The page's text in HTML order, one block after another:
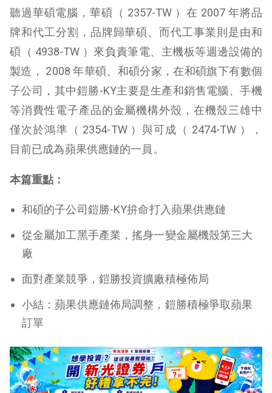
聽過華碩電腦，華碩（ 2357-TW ）在 2007 年將品
牌和代工分割，品牌歸華碩、而代工事業則是由和
碩（ 4938-TW ）來負責筆電、主機板等週邊設備的
製造， 2008 年華碩、和碩分家，在和碩旗下有數個
子公司，其中鎧勝-KY主要是生產和銷售電腦、手機
等消費性電子產品的金屬機構外殼，在機殼三雄中
僅次於鴻準（ 2354-TW ）與可成（ 2474-TW ），
目前已成為蘋果供應鏈的一員。
本篇重點：
和碩的子公司鎧勝-KY拚命打入蘋果供應鏈
從金屬加工黑手產業，搖身一變金屬機殼第三大
廠
面對產業競爭，鎧勝投資擴廠積極佈局
小結：蘋果供應鏈佈局調整，鎧勝積極爭取蘋果
訂單